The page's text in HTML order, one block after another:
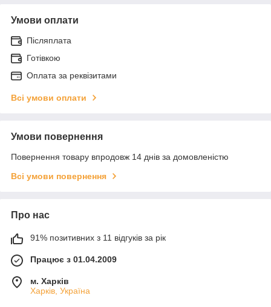
Умови оплати
Післяплата
Готівкою
Оплата за реквізитами
Всі умови оплати
Умови повернення
Повернення товару впродовж 14 днів за домовленістю
Всі умови повернення
Про нас
91% позитивних з 11 відгуків за рік
Працює з 01.04.2009
м. Харків
Харків, Україна